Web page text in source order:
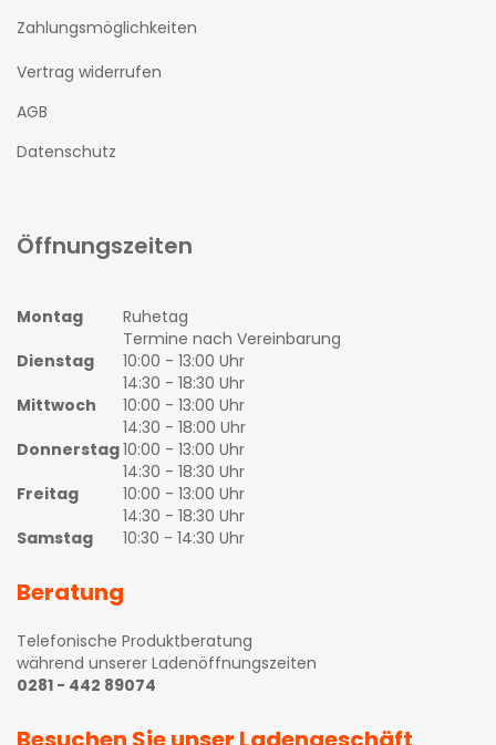
Zahlungsmöglichkeiten
Vertrag widerrufen
AGB
Datenschutz
Öffnungszeiten
Montag
Ruhetag
Termine nach Vereinbarung
Dienstag
10:00 - 13:00 Uhr
14:30 - 18:30 Uhr
Mittwoch
10:00 - 13:00 Uhr
14:30 - 18:00 Uhr
Donnerstag10:00 - 13:00 Uhr
14:30 - 18:30 Uhr
Freitag
10:00 - 13:00 Uhr
14:30 - 18:30 Uhr
Samstag
10:30 - 14:30 Uhr
Beratung
Telefonische Produktberatung
während unserer Ladenöffnungszeiten
0281 - 442 89074